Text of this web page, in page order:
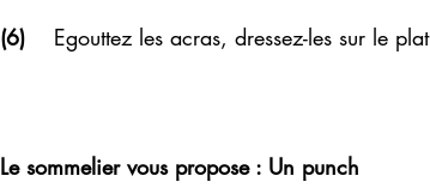
(6)
Egouttez les acras, dressez-les sur le
Le sommelier vous propose : Un punch